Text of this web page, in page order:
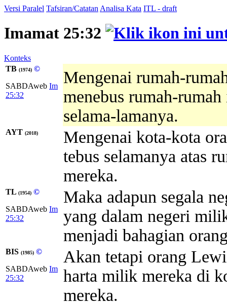
Versi Paralel Tafsiran/Catatan Analisa Kata ITL - draft
Imamat 25:32
Konteks
TB (1974) ©
SABDAweb Im
25:32
Mengenai rumah-
menebus rumah-
selama-lamanya.
AYT (2018)
Mengenai kota-kota
tebus selamanya atas
mereka.
TL (1954) ©
SABDAweb Im
25:32
Maka adapun segala
yang dalam negeri
menjadi bahagian
BIS (1985) ©
SABDAweb Im
25:32
Akan tetapi orang
harta milik mereka di
mereka.